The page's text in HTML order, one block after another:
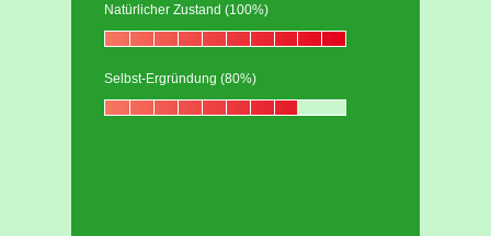
Natürlicher Zustand (100%)
Selbst-Ergründung (80%)